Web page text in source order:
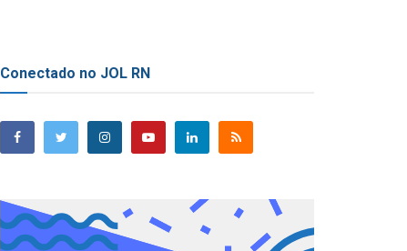
Conectado no JOL RN